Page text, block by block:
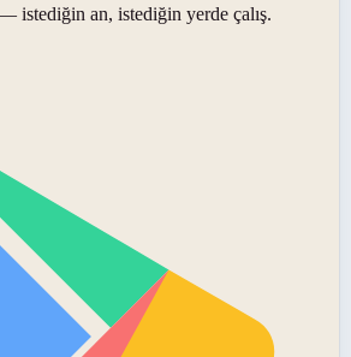
istediğin an, istediğin yerde çalış.